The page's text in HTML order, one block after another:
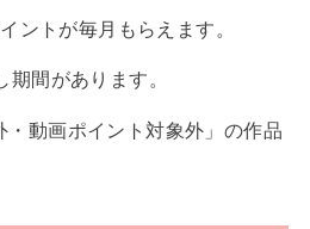
ントが毎月もらえます。
間があります。
・動画ポイント対象外」の作品